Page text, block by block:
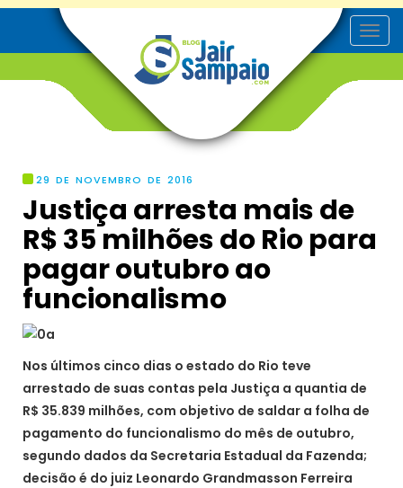
T
o
o
n
29 DE NOVEMBRO DE 2016
Justiça arresta mais de
R$ 35 milhões do Rio para
pagar outubro ao
funcionalismo
Nos últimos cinco dias o estado do Rio teve
arrestado de suas contas pela Justiça a quantia de
R$ 35.839 milhões, com objetivo de saldar a folha de
pagamento do funcionalismo do mês de outubro,
segundo dados da Secretaria Estadual da Fazenda;
decisão é do juiz Leonardo Grandmasson Ferreira